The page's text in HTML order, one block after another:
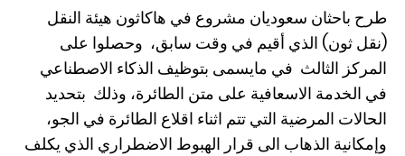
طرح باحثان سعوديان مشروع في هاكاثون هيئة النقل
(نقل ثون) الذي أقيم في وقت سابق، وحصلوا على
المركز الثالث في مايسمى بتوظيف الذكاء الاصطناعي
في الخدمة الاسعافية على متن الطائرة، وذلك بتحديد
الحالات المرضية التي تتم اثناء اقلاع الطائرة في الجو،
وإمكانية الذهاب الى قرار الهبوط الاضطراري الذي يكلف